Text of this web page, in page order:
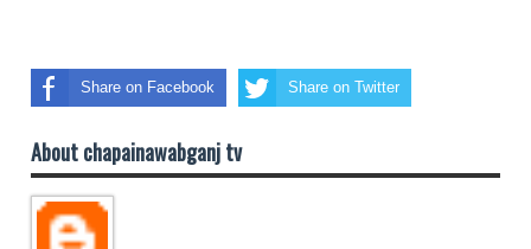
Share on Facebook Share on Twitter
About chapainawabganj tv